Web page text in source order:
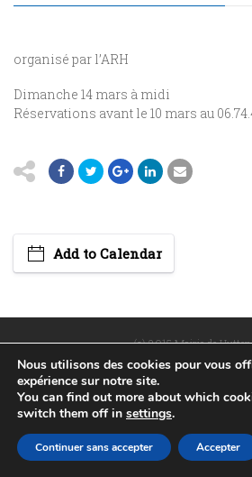
organisé par l’ARH
Dimanche 14 mars à midi
Réservations avant le 10 mars au
Add to Calendar
(c) 2015 Mairie de
POLITIQUE DE CONFIDENTIALITÉ
MENTIONS LÉGALES
RÉALISÉ
Nous utilisons des cookies pour vous
expérience sur notre site.
You can find out more about which
switch them off in settings.
Accepter
Continuer sans accepter